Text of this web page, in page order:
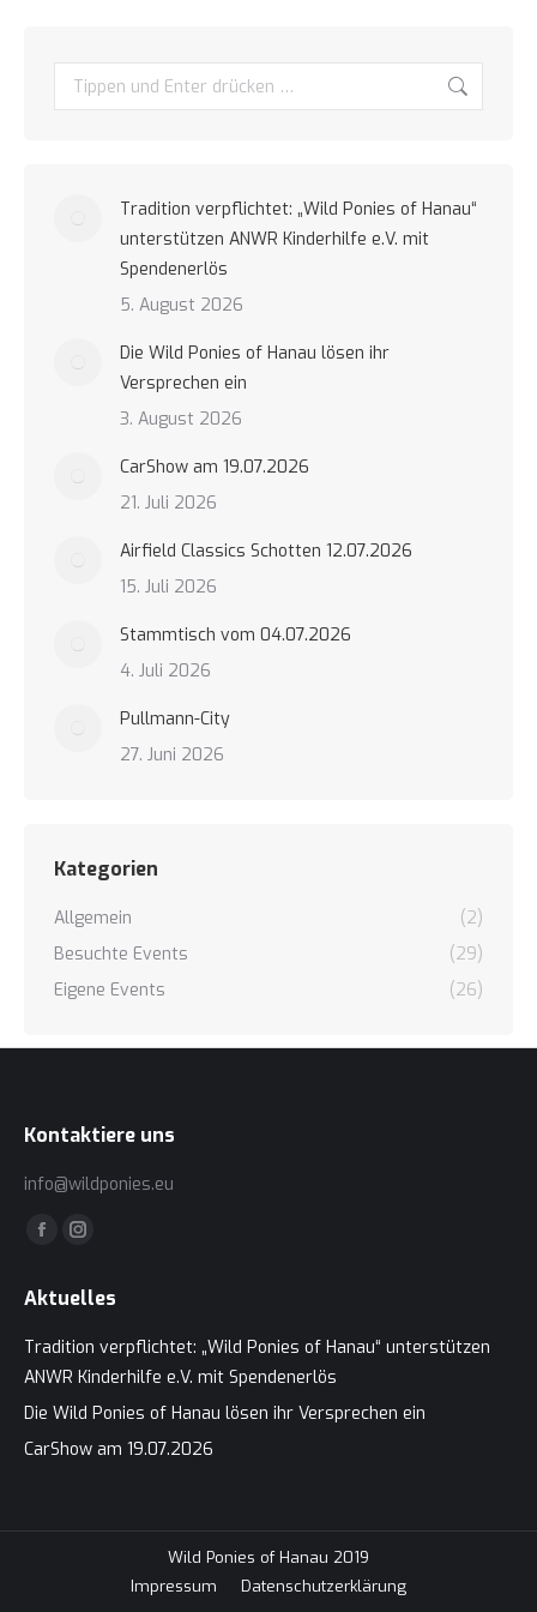
Search:
Tradition verpflichtet: „Wild Ponies of Hanau“
unterstützen ANWR Kinderhilfe e.V. mit
Spendenerlös
5. August 2026
Die Wild Ponies of Hanau lösen ihr
Versprechen ein
3. August 2026
CarShow am 19.07.2026
21. Juli 2026
Airfield Classics Schotten 12.07.2026
15. Juli 2026
Stammtisch vom 04.07.2026
4. Juli 2026
Pullmann-City
27. Juni 2026
Kategorien
Allgemein
(2)
Besuchte Events
(29)
Eigene Events
(26)
Kontaktiere uns
info@wildponies.eu
Finden Sie uns auf:
Facebook
opens
new
Instagram
opens
new
Aktuelles
Tradition verpflichtet: „Wild Ponies of Hanau“ unterstützen
ANWR Kinderhilfe e.V. mit Spendenerlös
Die Wild Ponies of Hanau lösen ihr Versprechen ein
CarShow am 19.07.2026
Wild Ponies of Hanau 2019
Impressum
Datenschutzerklärung